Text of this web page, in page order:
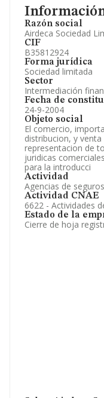
Razón social
Airdeca Sociedad
CIF
B35812924
Forma jurídica
Sociedad limitada
Sector
Intermediación
Fecha de
24-9-2004
Objeto social
El comercio,
distribucion, y
representacion de
juridicas
para la introducci
Actividad
Agencias de
Actividad CNAE
6622 - Actividades
Estado de la
Cierre de hoja
Información